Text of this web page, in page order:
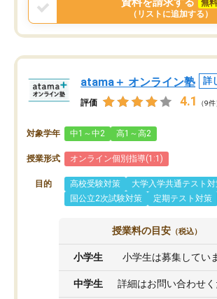
無料
（リストに追加する）
atama＋ オンライン塾 詳
評価 4.1 （9件
対象学年 中1～中2 高1～高2
授業形式 オンライン個別指導(1:1)
目的 高校受験対策
大学入学共通テスト
国公立2次試験対策
定期テスト対策
授業料の目安 （税込）
小学生 小学生は募集してい
中学生 詳細はお問い合わせ